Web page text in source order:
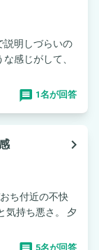
説明しづらいの
感じがして、
1名が回答
navigate_next
ち付近の不快
5名が回答